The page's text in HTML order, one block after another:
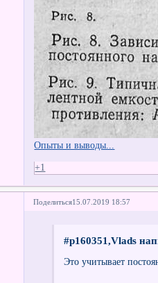
Опыты и выводы...
+1
Поделиться15.07.2019 18:57
#p160351,Vlads
Это учитывает